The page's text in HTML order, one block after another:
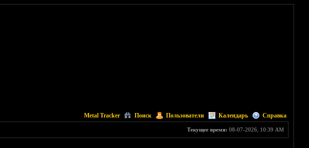
Metal Tracker Поиск Пользователи Календарь Справка
Текущее время: 08-07-2026, 10:39 AM